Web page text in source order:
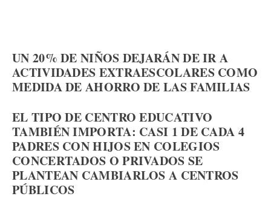
UN 20% DE NIÑOS DEJARÁN DE IR A
ACTIVIDADES EXTRAESCOLARES COMO
MEDIDA DE AHORRO DE LAS FAMILIAS
EL TIPO DE CENTRO EDUCATIVO
TAMBIÉN IMPORTA: CASI 1 DE CADA 4
PADRES CON HIJOS EN COLEGIOS
CONCERTADOS O PRIVADOS SE
PLANTEAN CAMBIARLOS A CENTROS
PÚBLICOS